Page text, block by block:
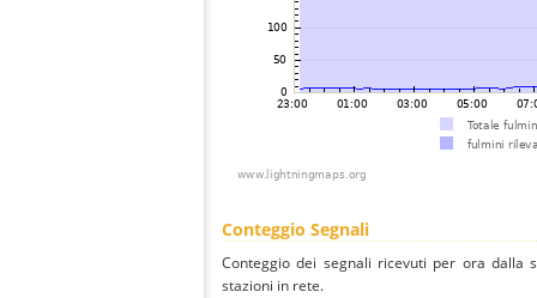
Conteggio Segnali
Conteggio dei segnali ricevuti per ora dalla
stazioni in rete.